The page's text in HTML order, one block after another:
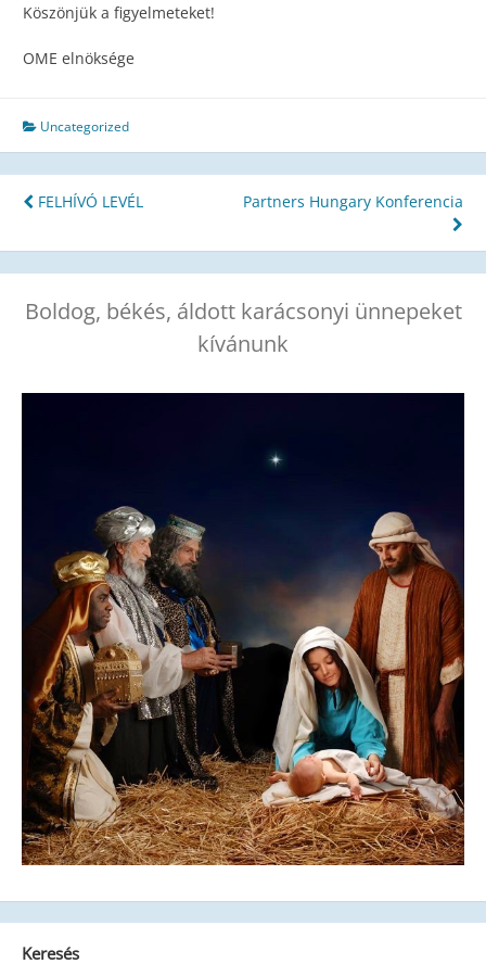
Köszönjük a figyelmeteket!
OME elnöksége
Uncategorized
Bejegyzés
navigáció
FELHÍVÓ LEVÉL Partners Hungary Konferencia
Boldog, békés, áldott karácsonyi ünnepeket
kívánunk
Keresés